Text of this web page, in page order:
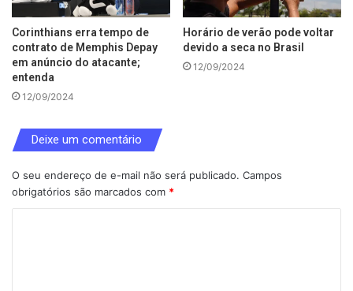
Corinthians erra tempo de
contrato de Memphis Depay
em anúncio do atacante;
entenda
12/09/2024
Horário de verão pode voltar
devido a seca no Brasil
12/09/2024
Deixe um comentário
O seu endereço de e-mail não será publicado. Campos
obrigatórios são marcados com *